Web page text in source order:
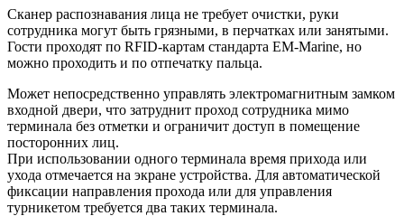
Сканер распознавания лица не требует очистки, руки
сотрудника могут быть грязными, в перчатках или занятыми.
Гости проходят по RFID-картам стандарта EM-Marine, но
можно проходить и по отпечатку пальца.
Может непосредственно управлять электромагнитным замком
входной двери, что затруднит проход сотрудника мимо
терминала без отметки и ограничит доступ в помещение
посторонних лиц.
При использовании одного терминала время прихода или
ухода отмечается на экране устройства. Для автоматической
фиксации направления прохода или для управления
турникетом требуется два таких терминала.